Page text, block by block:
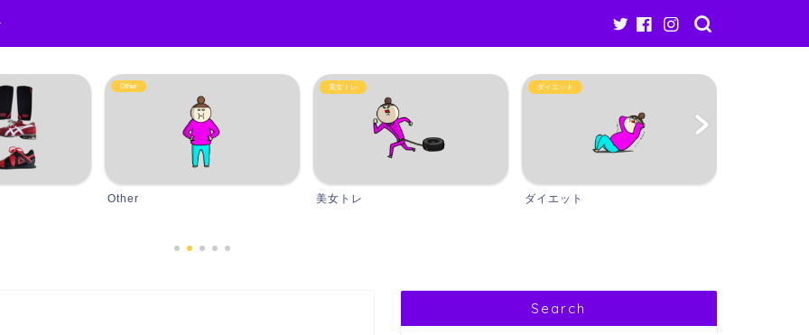
美女トレ
美女トレ
ダイエット
ダイエット
バルクアップ
バルクアップ
Search